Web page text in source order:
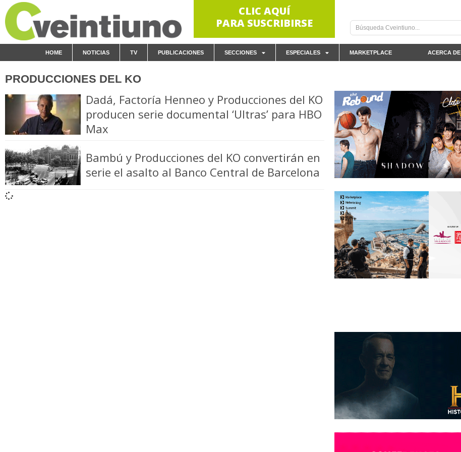
CLIC AQUÍ
PARA SUSCRIBIRSE
ACERCA DE
HOME NOTICIAS TV PUBLICACIONES SECCIONES ESPECIALES MARKETPLACE
PRODUCCIONES DEL KO
Dadá, Factoría Henneo y Producciones del KO
producen serie documental ‘Ultras’ para HBO
Max
Bambú y Producciones del KO convertirán en
serie el asalto al Banco Central de Barcelona